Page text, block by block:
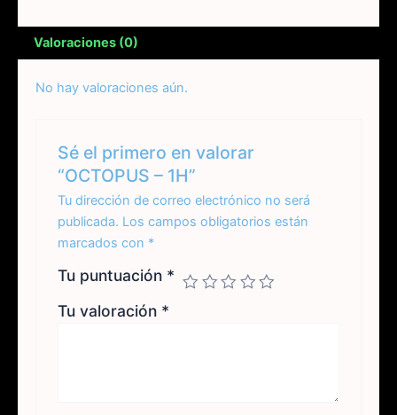
Valoraciones (0)
No hay valoraciones aún.
Sé el primero en valorar
“OCTOPUS – 1H”
Tu dirección de correo electrónico no será
publicada. Los campos obligatorios están
marcados con *
Tu puntuación *
Tu valoración *